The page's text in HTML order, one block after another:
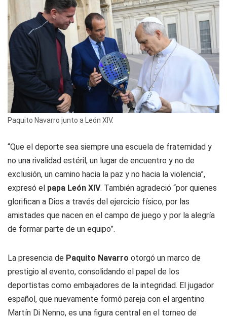
Paquito Navarro junto a León XIV.
“Que el deporte sea siempre una escuela de fraternidad y
no una rivalidad estéril, un lugar de encuentro y no de
exclusión, un camino hacia la paz y no hacia la violencia”,
expresó el papa León XIV. También agradeció “por quienes
glorifican a Dios a través del ejercicio físico, por las
amistades que nacen en el campo de juego y por la alegría
de formar parte de un equipo”.
La presencia de Paquito Navarro otorgó un marco de
prestigio al evento, consolidando el papel de los
deportistas como embajadores de la integridad. El jugador
español, que nuevamente formó pareja con el argentino
Martín Di Nenno, es una figura central en el torneo de